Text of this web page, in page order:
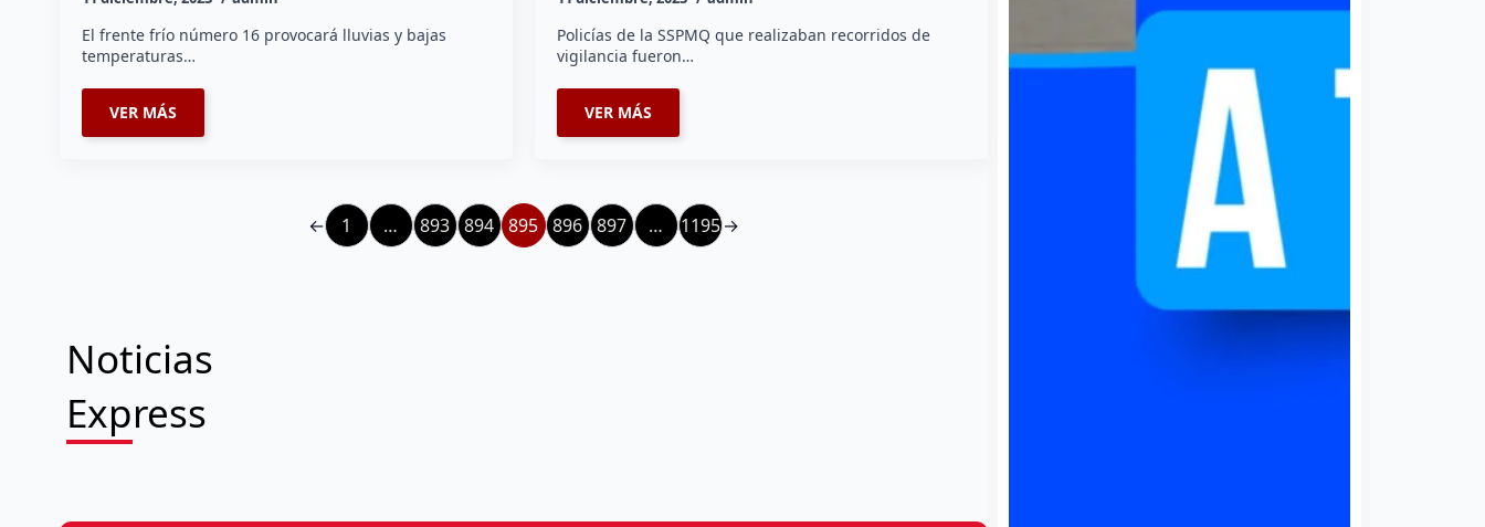
El frente frío número 16 provocará lluvias y bajas
temperaturas…
VER MÁS
Policías de la SSPMQ que realizaban recorridos de
vigilancia fueron…
VER MÁS
← 1 … 893 894 895 896 897 … 1195→
Noticias
Express